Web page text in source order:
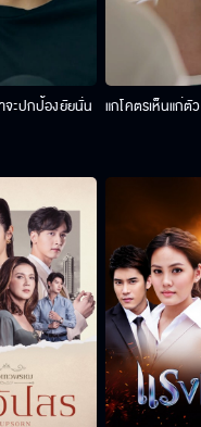
ะปกป้องยัยนั่น แกโคตรเห็นแก่ตั